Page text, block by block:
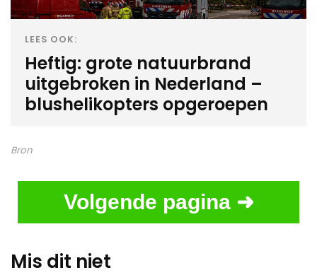
LEES OOK:
Heftig: grote natuurbrand
uitgebroken in Nederland –
blushelikopters opgeroepen
Bron
Volgende pagina ➜
Mis dit niet